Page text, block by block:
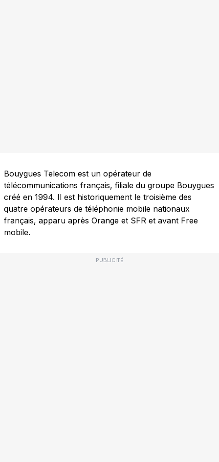
Bouygues Telecom est un opérateur de
télécommunications français, filiale du groupe Bouygues
créé en 1994. Il est historiquement le troisième des
quatre opérateurs de téléphonie mobile nationaux
français, apparu après Orange et SFR et avant Free
mobile.
PUBLICITÉ